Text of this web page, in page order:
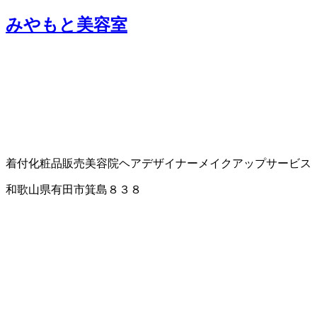
みやもと美容室
着付化粧品販売美容院ヘアデザイナー メイクアップサービス
和歌山県有田市箕島８３８